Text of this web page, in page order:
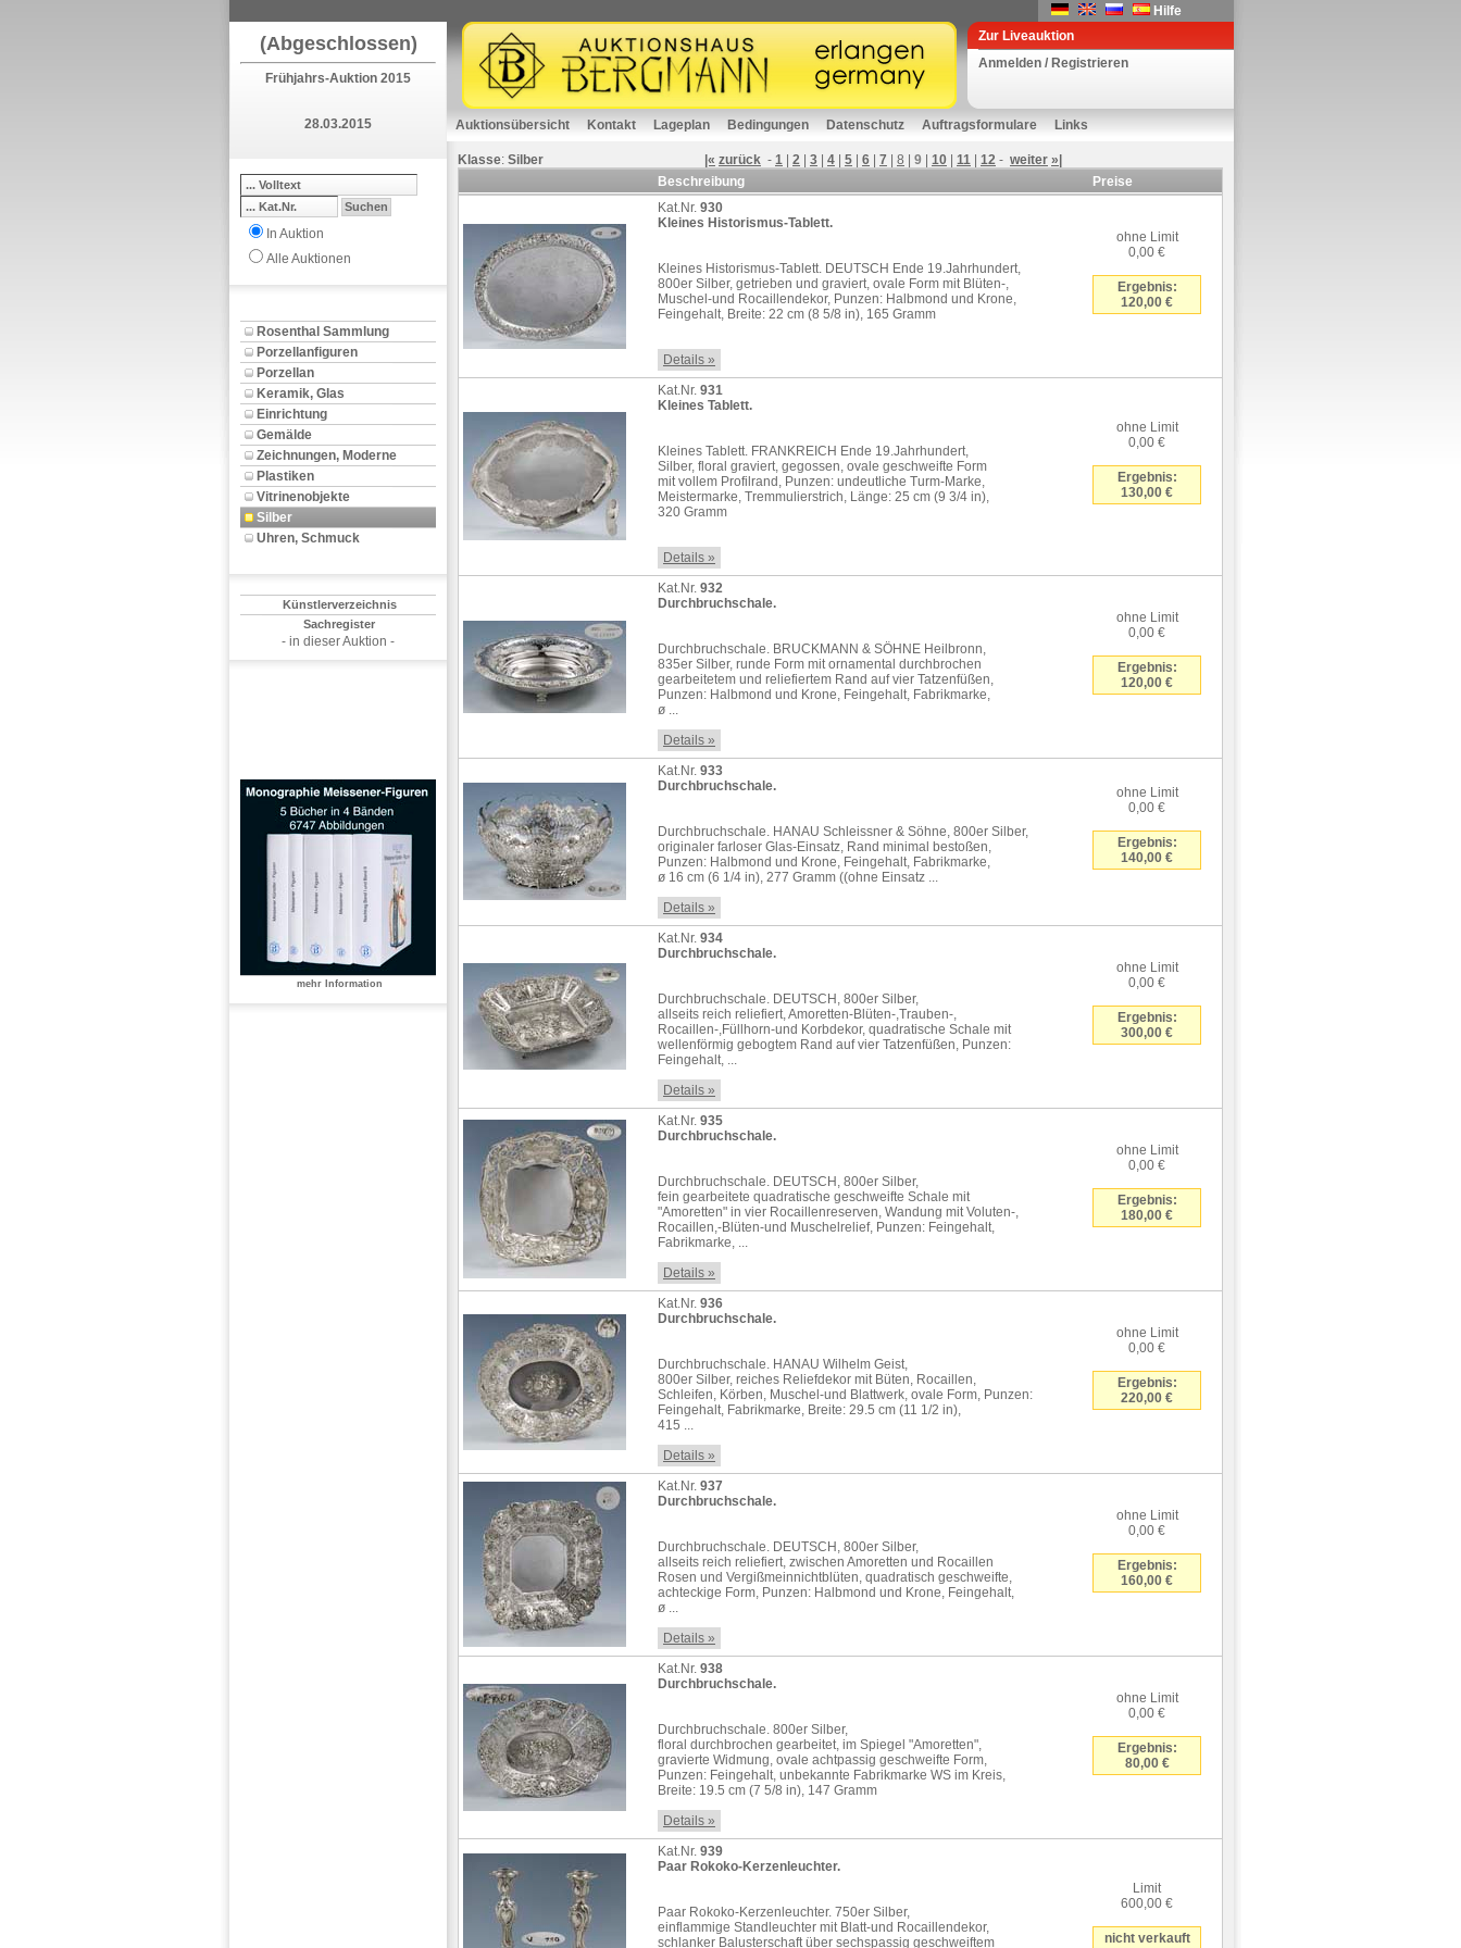
Hilfe
(Abgeschlossen)
Frühjahrs-Auktion 2015
28.03.2015
In Auktion
Alle Auktionen
Rosenthal Sammlung
Porzellanfiguren
Porzellan
Keramik, Glas
Einrichtung
Gemälde
Zeichnungen, Moderne
Plastiken
Vitrinenobjekte
Silber
Uhren, Schmuck
Künstlerverzeichnis
Sachregister
- in dieser Auktion -
mehr Information
Zur Liveauktion
Anmelden / Registrieren
Auktionsübersicht Kontakt Lageplan Bedingungen Datenschutz Auftragsformulare Links
Klasse: Silber |« zurück - 1 2 3 4 5 6 7 8 9 10 11 12 - weiter »|
Beschreibung
Preise
Kat.Nr. 930
Kleines Historismus-Tablett.
Kleines Historismus-Tablett. DEUTSCH Ende 19.Jahrhundert,
800er Silber, getrieben und graviert, ovale Form mit Blüten-,
Muschel-und Rocaillendekor, Punzen: Halbmond und Krone,
Feingehalt, Breite: 22 cm (8 5/8 in), 165 Gramm
Details »
ohne Limit
0,00 €
Ergebnis:
120,00 €
Kat.Nr. 931
Kleines Tablett.
Kleines Tablett. FRANKREICH Ende 19.Jahrhundert,
Silber, floral graviert, gegossen, ovale geschweifte Form
mit vollem Profilrand, Punzen: undeutliche Turm-Marke,
Meistermarke, Tremmulierstrich, Länge: 25 cm (9 3/4 in),
320 Gramm
Details »
ohne Limit
0,00 €
Ergebnis:
130,00 €
Kat.Nr. 932
Durchbruchschale.
Durchbruchschale. BRUCKMANN & SÖHNE Heilbronn,
835er Silber, runde Form mit ornamental durchbrochen
gearbeitetem und reliefiertem Rand auf vier Tatzenfüßen,
Punzen: Halbmond und Krone, Feingehalt, Fabrikmarke,
ø ...
Details »
ohne Limit
0,00 €
Ergebnis:
120,00 €
Kat.Nr. 933
Durchbruchschale.
Durchbruchschale. HANAU Schleissner & Söhne, 800er Silber,
originaler farloser Glas-Einsatz, Rand minimal bestoßen,
Punzen: Halbmond und Krone, Feingehalt, Fabrikmarke,
ø 16 cm (6 1/4 in), 277 Gramm ((ohne Einsatz ...
Details »
ohne Limit
0,00 €
Ergebnis:
140,00 €
Kat.Nr. 934
Durchbruchschale.
Durchbruchschale. DEUTSCH, 800er Silber,
allseits reich reliefiert, Amoretten-Blüten-,Trauben-,
Rocaillen-,Füllhorn-und Korbdekor, quadratische Schale mit
wellenförmig gebogtem Rand auf vier Tatzenfüßen, Punzen:
Feingehalt, ...
Details »
ohne Limit
0,00 €
Ergebnis:
300,00 €
Kat.Nr. 935
Durchbruchschale.
Durchbruchschale. DEUTSCH, 800er Silber,
fein gearbeitete quadratische geschweifte Schale mit
"Amoretten" in vier Rocaillenreserven, Wandung mit Voluten-,
Rocaillen,-Blüten-und Muschelrelief, Punzen: Feingehalt,
Fabrikmarke, ...
Details »
ohne Limit
0,00 €
Ergebnis:
180,00 €
Kat.Nr. 936
Durchbruchschale.
Durchbruchschale. HANAU Wilhelm Geist,
800er Silber, reiches Reliefdekor mit Büten, Rocaillen,
Schleifen, Körben, Muschel-und Blattwerk, ovale Form, Punzen:
Feingehalt, Fabrikmarke, Breite: 29.5 cm (11 1/2 in),
415 ...
Details »
ohne Limit
0,00 €
Ergebnis:
220,00 €
Kat.Nr. 937
Durchbruchschale.
Durchbruchschale. DEUTSCH, 800er Silber,
allseits reich reliefiert, zwischen Amoretten und Rocaillen
Rosen und Vergißmeinnichtblüten, quadratisch geschweifte,
achteckige Form, Punzen: Halbmond und Krone, Feingehalt,
ø ...
Details »
ohne Limit
0,00 €
Ergebnis:
160,00 €
Kat.Nr. 938
Durchbruchschale.
Durchbruchschale. 800er Silber,
floral durchbrochen gearbeitet, im Spiegel "Amoretten",
gravierte Widmung, ovale achtpassig geschweifte Form,
Punzen: Feingehalt, unbekannte Fabrikmarke WS im Kreis,
Breite: 19.5 cm (7 5/8 in), 147 Gramm
Details »
ohne Limit
0,00 €
Ergebnis:
80,00 €
Kat.Nr. 939
Paar Rokoko-Kerzenleuchter.
Paar Rokoko-Kerzenleuchter. 750er Silber,
einflammige Standleuchter mit Blatt-und Rocaillendekor,
schlanker Balusterschaft über sechspassig geschweiftem
Limit
600,00 €
nicht verkauft